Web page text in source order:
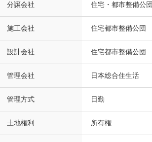
分譲会社 住宅・都市整備公団
施工会社 住宅都市整備公団
設計会社 住宅都市整備公団
管理会社 日本総合住生活
管理方式 日勤
土地権利 所有権